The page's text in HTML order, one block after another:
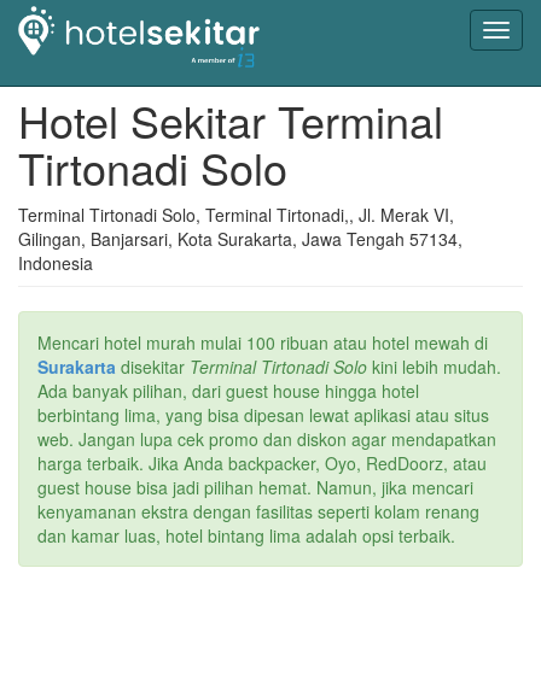
Hotel Sekitar Terminal
Tirtonadi Solo
Terminal Tirtonadi Solo, Terminal Tirtonadi,, Jl. Merak VI,
Gilingan, Banjarsari, Kota Surakarta, Jawa Tengah 57134,
Indonesia
Mencari hotel murah mulai 100 ribuan atau hotel mewah di
Surakarta disekitar Terminal Tirtonadi Solo kini lebih mudah.
Ada banyak pilihan, dari guest house hingga hotel
berbintang lima, yang bisa dipesan lewat aplikasi atau situs
web. Jangan lupa cek promo dan diskon agar mendapatkan
harga terbaik. Jika Anda backpacker, Oyo, RedDoorz, atau
guest house bisa jadi pilihan hemat. Namun, jika mencari
kenyamanan ekstra dengan fasilitas seperti kolam renang
dan kamar luas, hotel bintang lima adalah opsi terbaik.